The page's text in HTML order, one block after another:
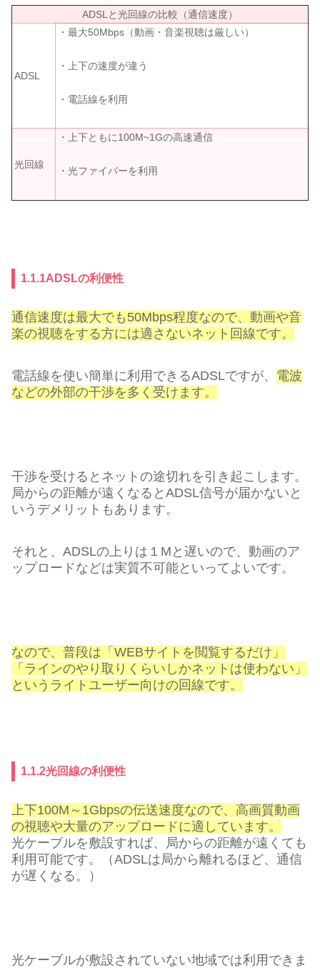
ADSLと光回線の比較（通信速度）
ADSL
・最大50Mbps（動画・音楽視聴は厳しい）
・上下の速度が違う
・電話線を利用
光回線
・上下ともに100M~1Gの高速通信
・光ファイバーを利用
1.1.1ADSLの利便性
通信速度は最大でも50Mbps程度なので、動画や音
楽の視聴をする方には適さないネット回線です。
電話線を使い簡単に利用できるADSLですが、 電波
などの外部の干渉を多く受けます。
干渉を受けるとネットの途切れを引き起こします。
局からの距離が遠くなるとADSL信号が届かないと
いうデメリットもあります。
それと、ADSLの上りは１Mと遅いので、動画のア
ップロードなどは実質不可能といってよいです。
なので、普段は「WEBサイトを閲覧するだけ」
「ラインのやり取りくらいしかネットは使わない」
というライトユーザー向けの回線です。
1.1.2光回線の利便性
上下100M～1Gbpsの伝送速度なので、高画質動画
の視聴や大量のアップロードに適しています。
光ケーブルを敷設すれば、局からの距離が遠くても
利用可能です。（ADSLは局から離れるほど、通信
が遅くなる。）
光ケーブルが敷設されていない地域では利用できま